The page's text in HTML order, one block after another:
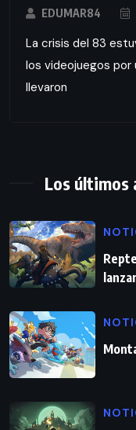
EDUMAR84
La crisis del 83
los videojuegos por
llevaron
Los últimos